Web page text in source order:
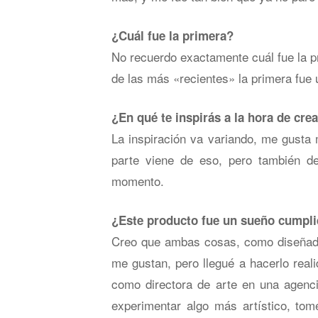
¿Cuál fue la primera?
No recuerdo exactamente cuál fue la
de las más «recientes» la primera
¿En qué te inspirás a la hora de
La inspiración va variando, me
parte viene de eso, pero también
momento.
¿Este producto fue un sueño
Creo que ambas cosas, como
me gustan, pero llegué a hacerlo
como directora de arte en una
experimentar algo más artístico,